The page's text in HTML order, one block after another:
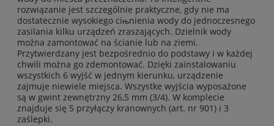
rozwiązanie jest szczególnie praktyczne, gdy nie ma
dostatecznie wysokiego ciњnienia wody do jednoczesnego
zasilania kilku urządzeń zraszających. Dzielnik wody
można zamontować na ścianie lub na ziemi.
Przytwierdzany jest bezpośrednio do podstawy i w każdej
chwili można go zdemontować. Dzięki zainstalowaniu
wszystkich 6 wyjść w jednym kierunku, urządzenie
zajmuje niewiele miejsca. Wszystke wyjścia wyposażone
są w gwint zewnętrzny 26,5 mm (3/4). W komplecie
znajduje się 5 przyłączy kranownych (art. nr 901) i 3
zaślepki.